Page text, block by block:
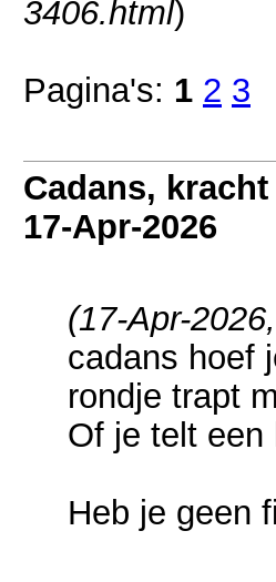
3406.html)
Pagina's: 1 2 3
Cadans,
17-Apr-2026
(17-Apr-
cadans hoef
rondje trapt
Of je telt een
Heb je geen